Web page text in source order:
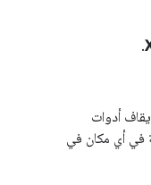
.
أدوات
في أي مكان في